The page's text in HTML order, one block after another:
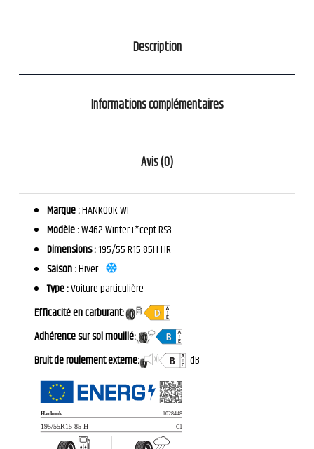
Description
Informations complémentaires
Avis (0)
Marque :HANKOOK WI
Modèle :W462 Winter i*cept RS3
Dimensions :195/55 R15 85H HR
Saison :Hiver
Type :Voiture particulière
Efficacité en carburant:
Adhérence sur sol mouillé:
Bruit de roulement externe:
dB